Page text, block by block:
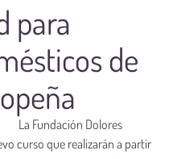
para
de
La Fundación Dolores
curso que realizarán a partir